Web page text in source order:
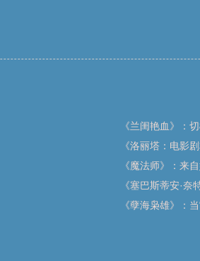
《兰闺艳血》：
《洛丽塔：电影
《魔法师》：来
《塞巴斯蒂安·
《孽海枭雄》：